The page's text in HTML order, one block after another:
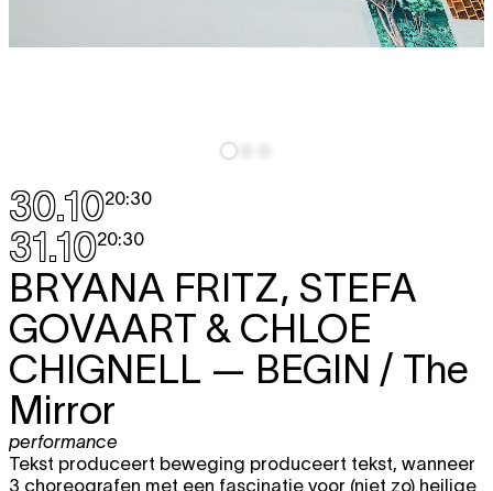
30.1020:30
31.1020:30
BRYANA FRITZ, STEFA
GOVAART & CHLOE
CHIGNELL — BEGIN / The
Mirror
performance
Tekst produceert beweging produceert tekst, wanneer
3 choreografen met een fascinatie voor (niet zo) heilige